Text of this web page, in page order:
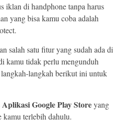
iklan di handphone tanpa harus
yang bisa kamu coba adalah
salah satu fitur yang sudah ada di
kamu tidak perlu mengunduh
langkah berikut ini untuk
Aplikasi Google Play Storeyang
kamu terlebih dahulu.